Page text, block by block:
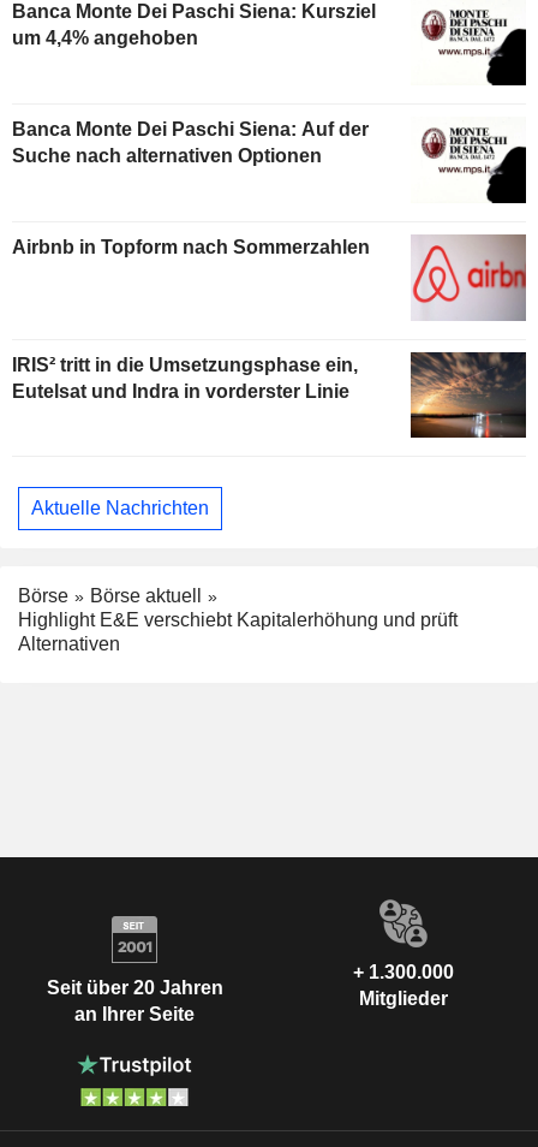
Banca Monte Dei Paschi Siena: Kursziel
um 4,4% angehoben
Banca Monte Dei Paschi Siena: Auf der
Suche nach alternativen Optionen
Airbnb in Topform nach Sommerzahlen
IRIS² tritt in die Umsetzungsphase ein,
Eutelsat und Indra in vorderster Linie
Aktuelle Nachrichten
Börse
Börse aktuell
Highlight E&E verschiebt Kapitalerhöhung und prüft
Alternativen
Seit über 20 Jahren
an Ihrer Seite
+ 1.300.000
Mitglieder